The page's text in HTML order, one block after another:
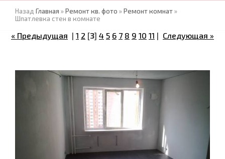
Назад Главная »Ремонт кв. фото »Ремонт комнат»
Шпатлевка стен в комнате
« Предыдущая | 1 2 [3] 4 5 6 7 8 9 10 11 | Следующая »